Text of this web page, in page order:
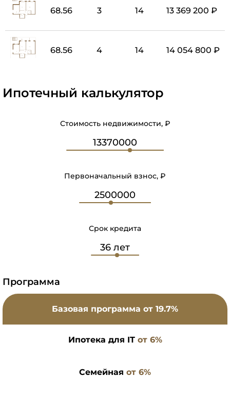
68.56 3 14 13 369 200 ₽
68.56 4 14 14 054 800 ₽
Ипотечный калькулятор
Стоимость недвижимости, ₽
Первоначальный взнос, ₽
Срок кредита
Программа
Базовая программа от 19.7%
Ипотека для IT от 6%
Семейная от 6%